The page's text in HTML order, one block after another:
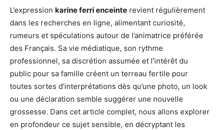
L’expression karine ferri enceinte revient régulièrement
dans les recherches en ligne, alimentant curiosité,
rumeurs et spéculations autour de l’animatrice préférée
des Français. Sa vie médiatique, son rythme
professionnel, sa discrétion assumée et l’intérêt du
public pour sa famille créent un terreau fertile pour
toutes sortes d’interprétations dès qu’une photo, un look
ou une déclaration semble suggérer une nouvelle
grossesse. Dans cet article complet, nous allons explorer
en profondeur ce sujet sensible, en décryptant les